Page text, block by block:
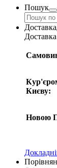
Пошук
Доставка
Доставка
Києву:
Новою